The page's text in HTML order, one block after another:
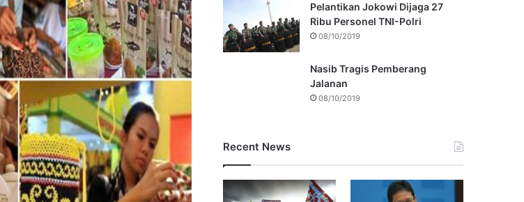
Pelantikan Jokowi Dijaga 27
Ribu Personel TNI-Polri
08/10/2019
Nasib Tragis Pemberang
Jalanan
08/10/2019
Recent News